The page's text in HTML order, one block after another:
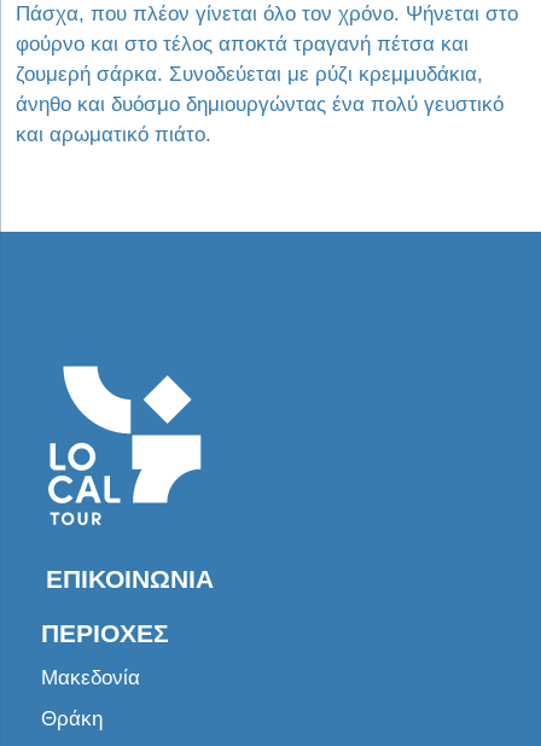
Πάσχα, που πλέον γίνεται όλο τον χρόνο. Ψήνεται στο
φούρνο και στο τέλος αποκτά τραγανή πέτσα και
ζουμερή σάρκα. Συνοδεύεται με ρύζι κρεμμυδάκια,
άνηθο και δυόσμο δημιουργώντας ένα πολύ γευστικό
και αρωματικό πιάτο.
ΕΠΙΚΟΙΝΩΝΊΑ
ΠΕΡΙΟΧΈΣ
Μακεδονία
Θράκη